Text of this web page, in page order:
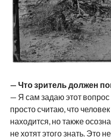
— Что зритель должен
— Я сам задаю этот вопрос
просто считаю, что
находится, но также
не хотят этого знать. Это